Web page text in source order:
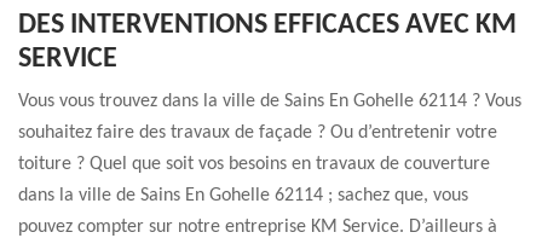
DES INTERVENTIONS EFFICACES AVEC KM
SERVICE
Vous vous trouvez dans la ville de Sains En Gohelle 62114 ? Vous
souhaitez faire des travaux de façade ? Ou d’entretenir votre
toiture ? Quel que soit vos besoins en travaux de couverture
dans la ville de Sains En Gohelle 62114 ; sachez que, vous
pouvez compter sur notre entreprise KM Service. D’ailleurs à